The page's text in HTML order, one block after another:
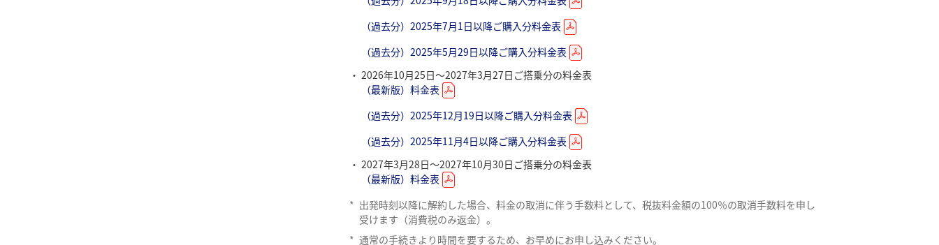
（過去分）2025年7月1日以降ご購入分料金表
（過去分）2025年5月29日以降ご購入分料金表
2026年10月25日～2027年3月27日ご搭乗分の料金表
（最新版）料金表
（過去分）2025年12月19日以降ご購入分料金表
（過去分）2025年11月4日以降ご購入分料金表
2027年3月28日～2027年10月30日ご搭乗分の料金表
（最新版）料金表
* 出発時刻以降に解約した場合、料金の取消に伴う手数料として、税抜料金額の100％の取消手数料を申し
受けます（消費税のみ返金）。
* 通常の手続きより時間を要するため、お早めにお申し込みください。